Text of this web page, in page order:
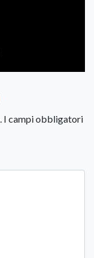
I campi obbligatori